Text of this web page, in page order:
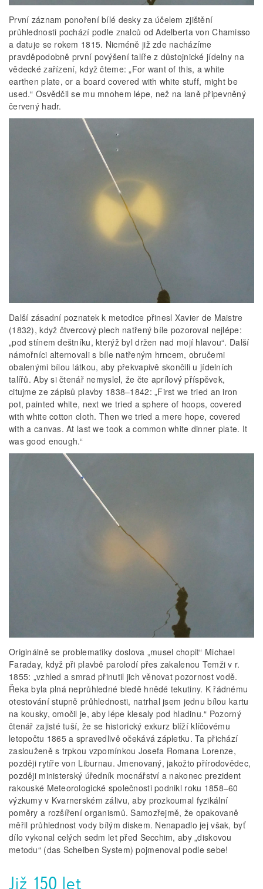
První záznam ponoření bílé desky za účelem zjištění
průhlednosti pochází podle znalců od Adelberta von Chamisso
a datuje se rokem 1815. Nicméně již zde nacházíme
pravděpodobně první povýšení talíře z důstojnické jídelny na
vědecké zařízení, když čteme: „For want of this, a white
earthen plate, or a board covered with white stuff, might be
used.“ Osvědčil se mu mnohem lépe, než na laně připevněný
červený hadr.
Další zásadní poznatek k metodice přinesl Xavier de Maistre
(1832), když čtvercový plech natřený bíle pozoroval nejlépe:
„pod stínem deštníku, kterýž byl držen nad mojí hlavou“. Další
námořníci alternovali s bíle natřeným hrncem, obručemi
obalenými bílou látkou, aby překvapivě skončili u jídelních
talířů. Aby si čtenář nemyslel, že čte aprílový příspěvek,
citujme ze zápisů plavby 1838–1842: „First we tried an iron
pot, painted white, next we tried a sphere of hoops, covered
with white cotton cloth. Then we tried a mere hope, covered
with a canvas. At last we took a common white dinner plate. It
was good enough.“
Originálně se problematiky doslova „musel chopit“ Michael
Faraday, když při plavbě parolodí přes zakalenou Temži v r.
1855: „vzhled a smrad přinutil jich věnovat pozornost vodě.
Řeka byla plná neprůhledné bledě hnědé tekutiny. K řádnému
otestování stupně průhlednosti, natrhal jsem jednu bílou kartu
na kousky, omočil je, aby lépe klesaly pod hladinu.“ Pozorný
čtenář zajisté tuší, že se historický exkurz blíží klíčovému
letopočtu 1865 a spravedlivě očekává zápletku. Ta přichází
zaslouženě s trpkou vzpomínkou Josefa Romana Lorenze,
později rytíře von Liburnau. Jmenovaný, jakožto přírodovědec,
později ministerský úředník mocnářství a nakonec prezident
rakouské Meteorologické společnosti podnikl roku 1858–60
výzkumy v Kvarnerském zálivu, aby prozkoumal fyzikální
poměry a rozšíření organismů. Samozřejmě, že opakovaně
měřil průhlednost vody bílým diskem. Nenapadlo jej však, byť
dílo vykonal celých sedm let před Secchim, aby „diskovou
metodu“ (das Scheiben System) pojmenoval podle sebe!
Již 150 let